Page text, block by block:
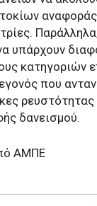
υπάρχουν
κατηγοριών
που
δανεισμού.
ΑΜΠΕ